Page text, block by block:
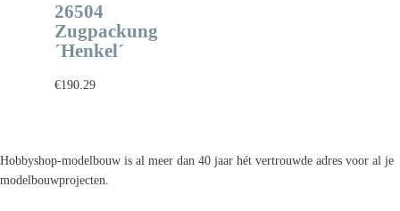
26504
Zugpackung
´Henkel´
€190.29
Hobbyshop-modelbouw is al meer dan 40 jaar hét vertrouwde adres voor al je
modelbouwprojecten.